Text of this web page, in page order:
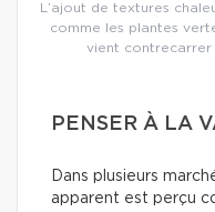
L’ajout de textures
comme les plantes
vient contrecarrer
PENSER À LA
Dans plusieurs
apparent est perçu